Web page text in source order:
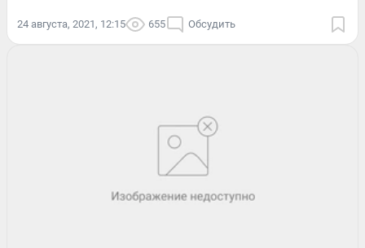
24 августа, 2021, 12:15 655 Обсудить